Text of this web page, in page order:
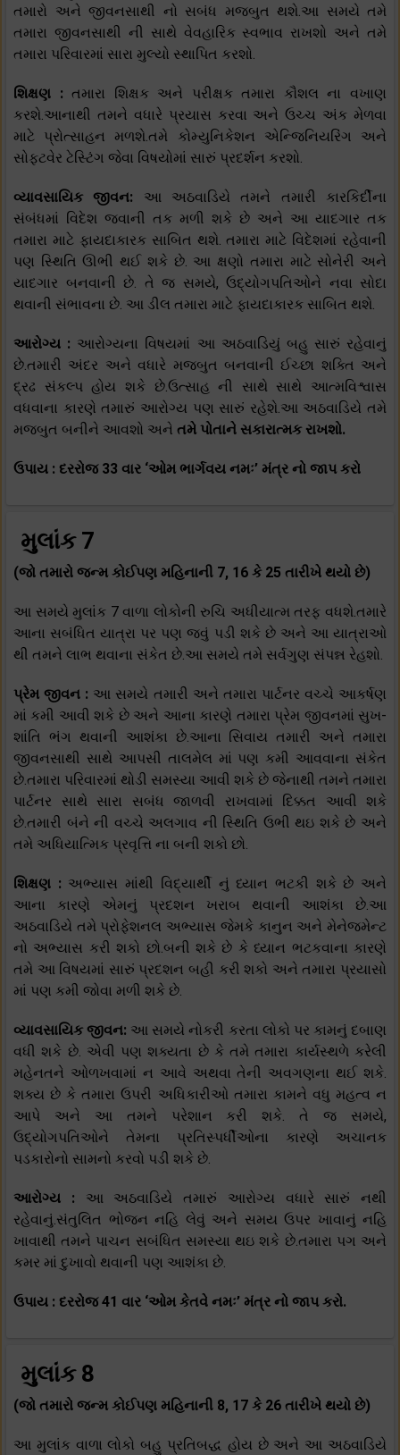
તમારો અને જીવનસાથી નો સબંધ મજબુત થશે.આ સમયે તમે
તમારા જીવનસાથી ની સાથે વેવહારિક સ્વભાવ રાખશો અને તમે
તમારા પરિવારમાં સારા મુલ્યો સ્થાપિત કરશો.
શિક્ષણ :તમારા શિક્ષક અને પરીક્ષક તમારા કૌશલ ના વખાણ
કરશે.આનાથી તમને વધારે પ્રયાસ કરવા અને ઉચ્ચ અંક મેળવા
માટે પ્રોત્સાહન મળશે.તમે કોમ્યુનિકેશન એન્જિનિયરિંગ અને
સોફ્ટવેર ટેસ્ટિંગ જેવા વિષયોમાં સારું પ્રદર્શન કરશો.
વ્યાવસાયિક જીવન: આ અઠવાડિયે તમને તમારી કારકિર્દીના
સંબંધમાં વિદેશ જવાની તક મળી શકે છે અને આ યાદગાર તક
તમારા માટે ફાયદાકારક સાબિત થશે. તમારા માટે વિદેશમાં રહેવાની
પણ સ્થિતિ ઊભી થઈ શકે છે. આ ક્ષણો તમારા માટે સોનેરી અને
યાદગાર બનવાની છે. તે જ સમયે, ઉદ્યોગપતિઓને નવા સોદા
થવાની સંભાવના છે. આ ડીલ તમારા માટે ફાયદાકારક સાબિત થશે.
આરોગ્ય : આરોગ્યના વિષયમાં આ અઠવાડિયું બહુ સારું રહેવાનું
છે.તમારી અંદર અને વધારે મજબુત બનવાની ઈચ્છા શક્તિ અને
દ્રઢ સંકલ્પ હોય શકે છે.ઉત્સાહ ની સાથે સાથે આત્મવિશ્વાસ
વધવાના કારણે તમારું આરોગ્ય પણ સારું રહેશે.આ અઠવાડિયે તમે
મજબુત બનીને આવશો અને તમે પોતાને સકારાત્મક રાખશો.
ઉપાય : દરરોજ 33 વાર ‘ઓમ ભાર્ગવય નમઃ’ મંત્ર નો જાપ કરો
મુલાંક 7
(જો તમારો જન્મ કોઈપણ મહિનાની 7, 16 કે 25 તારીખે થયો છે)
આ સમયે મુલાંક 7 વાળા લોકોની રુચિ અધીયાત્મ તરફ વધશે.તમારે
આના સબંધિત યાત્રા પર પણ જવું પડી શકે છે અને આ યાત્રાઓ
થી તમને લાભ થવાના સંકેત છે.આ સમયે તમે સર્વગુણ સંપન્ન રેહશો.
પ્રેમ જીવન : આ સમયે તમારી અને તમારા પાર્ટનર વચ્ચે આકર્ષણ
માં કમી આવી શકે છે અને આના કારણે તમારા પ્રેમ જીવનમાં સુખ-
શાંતિ ભંગ થવાની આશંકા છે.આના સિવાય તમારી અને તમારા
જીવનસાથી સાથે આપસી તાલમેલ માં પણ કમી આવવાના સંકેત
છે.તમારા પરિવારમાં થોડી સમસ્યા આવી શકે છે જેનાથી તમને તમારા
પાર્ટનર સાથે સારા સબંધ જાળવી રાખવામાં દિક્કત આવી શકે
છે.તમારી બંને ની વચ્ચે અલગાવ ની સ્થિતિ ઉભી થઇ શકે છે અને
તમે અધિયાત્મિક પ્રવૃત્તિ ના બની શકો છો.
શિક્ષણ : અભ્યાસ માંથી વિદ્યાર્થી નું ધ્યાન ભટકી શકે છે અને
આના કારણે એમનું પ્રદશન ખરાબ થવાની આશંકા છે.આ
અઠવાડિયે તમે પ્રોફેશનલ અભ્યાસ જેમકે કાનુન અને મેનેજમેન્ટ
નો અભ્યાસ કરી શકો છો.બની શકે છે કે ધ્યાન ભટકવાના કારણે
તમે આ વિષયમાં સારું પ્રદશન બહી કરી શકો અને તમારા પ્રયાસો
માં પણ કમી જોવા મળી શકે છે.
વ્યાવસાયિક જીવન: આ સમયે નોકરી કરતા લોકો પર કામનું દબાણ
વધી શકે છે. એવી પણ શક્યતા છે કે તમે તમારા કાર્યસ્થળે કરેલી
મહેનતને ઓળખવામાં ન આવે અથવા તેની અવગણના થઈ શકે.
શક્ય છે કે તમારા ઉપરી અધિકારીઓ તમારા કામને વધુ મહત્વ ન
આપે અને આ તમને પરેશાન કરી શકે. તે જ સમયે,
ઉદ્યોગપતિઓને તેમના પ્રતિસ્પર્ધીઓના કારણે અચાનક
પડકારોનો સામનો કરવો પડી શકે છે.
આરોગ્ય : આ અઠવાડિયે તમારું આરોગ્ય વધારે સારું નથી
રહેવાનું.સંતુલિત ભોજન નહિ લેવું અને સમય ઉપર ખાવાનું નહિ
ખાવાથી તમને પાચન સબંધિત સમસ્યા થઇ શકે છે.તમારા પગ અને
કમર માં દુખાવો થવાની પણ આશંકા છે.
ઉપાય : દરરોજ 41 વાર ‘ઓમ કેતવે નમઃ’ મંત્ર નો જાપ કરો.
મુલાંક 8
(જો તમારો જન્મ કોઈપણ મહિનાની 8, 17 કે 26 તારીખે થયો છે)
આ મુલાંક વાળા લોકો બહુ પ્રતિબદ્ધ હોય છે અને આ અઠવાડિયે